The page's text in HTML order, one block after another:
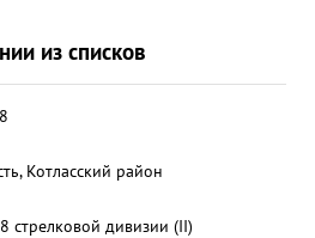
из списков
Котласский район
стрелковой дивизии (II)